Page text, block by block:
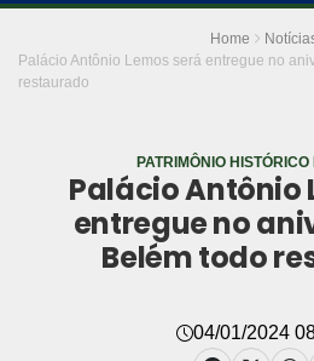
Home
Palácio Antônio Lemos será entregue no
restaurado
PATRIMÔNIO
Palácio Antônio
entregue no
Belém todo
04/01/2024